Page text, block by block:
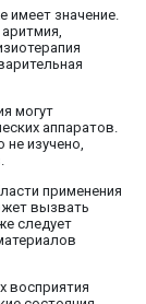
имеет значение.
могут
аппаратов.
изучено,
применения
вызвать
следует
восприятия